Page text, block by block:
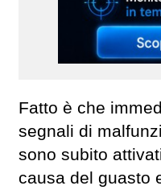
Fatto è che
segnali di
sono subito
causa del guasto